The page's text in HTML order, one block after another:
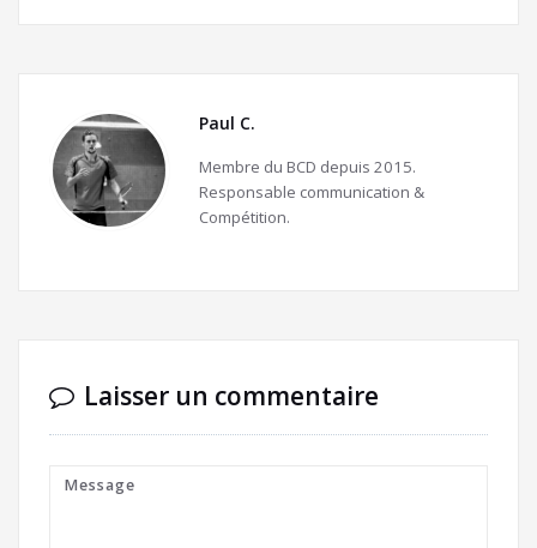
Paul C.
Membre du BCD depuis 2015.
Responsable communication &
Compétition.
Laisser un commentaire